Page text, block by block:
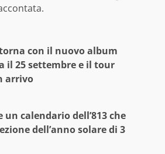
con il nuovo album
il 25 settembre e il tour
arrivo
un calendario dell’813 che
dell’anno solare di 3